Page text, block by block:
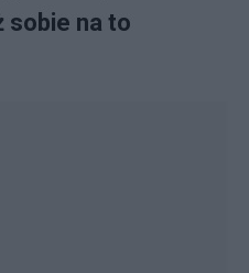
sobie na to